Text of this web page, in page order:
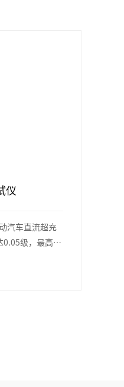
仪
汽车直流超充
0.05级，最高支